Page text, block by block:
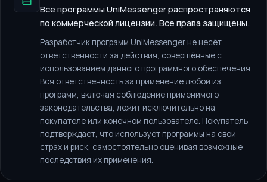
Все программы UniMessenger распространяются
по коммерческой лицензии. Все права защищены.
Разработчик программ UniMessenger не несёт
ответственности за действия, совершённые с
использованием данного программного обеспечения.
Вся ответственность за применение любой из
программ, включая соблюдение применимого
законодательства, лежит исключительно на
покупателе или конечном пользователе. Покупатель
подтверждает, что использует программы на свой
страх и риск, самостоятельно оценивая возможные
последствия их применения.